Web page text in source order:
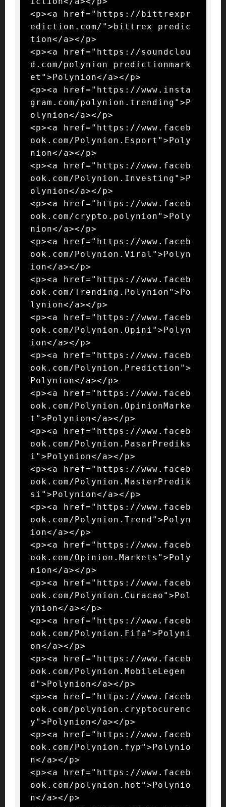
<p><a href="https://bittrexpr
ediction.com/">bittrex predic
tion</a></p>
<p><a href="https://soundclou
d.com/polynion_predictionmark
et">Polynion</a></p>
<p><a href="https://www.insta
gram.com/polynion.trending">P
olynion</a></p>
<p><a href="https://www.faceb
ook.com/Polynion.Esport">Poly
nion</a></p>
<p><a href="https://www.faceb
ook.com/Polynion.Investing">P
olynion</a></p>
<p><a href="https://www.faceb
ook.com/crypto.polynion">Poly
nion</a></p>
<p><a href="https://www.faceb
ook.com/Polynion.Viral">Polyn
ion</a></p>
<p><a href="https://www.faceb
ook.com/Trending.Polynion">Po
lynion</a></p>
<p><a href="https://www.faceb
ook.com/Polynion.Opini">Polyn
ion</a></p>
<p><a href="https://www.faceb
ook.com/Polynion.Prediction">
Polynion</a></p>
<p><a href="https://www.faceb
ook.com/Polynion.OpinionMarke
t">Polynion</a></p>
<p><a href="https://www.faceb
ook.com/Polynion.PasarPrediks
i">Polynion</a></p>
<p><a href="https://www.faceb
ook.com/Polynion.MasterPredik
si">Polynion</a></p>
<p><a href="https://www.faceb
ook.com/Polynion.Trend">Polyn
ion</a></p>
<p><a href="https://www.faceb
ook.com/Opinion.Markets">Poly
nion</a></p>
<p><a href="https://www.faceb
ook.com/Polynion.Curacao">Pol
ynion</a></p>
<p><a href="https://www.faceb
ook.com/Polynion.Fifa">Polyni
on</a></p>
<p><a href="https://www.faceb
ook.com/Polynion.MobileLegen
d">Polynion</a></p>
<p><a href="https://www.faceb
ook.com/polynion.cryptocurenc
y">Polynion</a></p>
<p><a href="https://www.faceb
ook.com/Polynion.fyp">Polynio
n</a></p>
<p><a href="https://www.faceb
ook.com/polynion.hot">Polynio
n</a></p>